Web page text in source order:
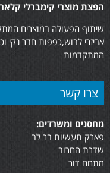
הפצת מוצרי קימברלי
שיתוף הפעולה במוצרים
אביזרי לבוש,כפפות חדר נקי
המתקדמות
צרו קשר
מחסנים ומשרדים:
פארק תעשיות בר לב
שדרת החרוב
מתחם דור